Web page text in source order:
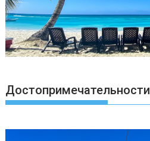
Достопримечательности